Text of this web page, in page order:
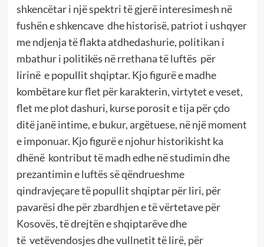
shkencëtar i një spektri të gjerë interesimesh në
fushën e shkencave dhe historisë, patriot i ushqyer
me ndjenja të flakta atdhedashurie, politikan i
mbathur i politikës në rrethana të luftës për
lirinë e popullit shqiptar. Kjo figurë e madhe
kombëtare kur flet për karakterin, virtytet e veset,
flet me plot dashuri, kurse porosit e tija për çdo
ditë janë intime, e bukur, argëtuese, në një moment
e imponuar. Kjo figurë e njohur historikisht ka
dhënë kontribut të madh edhe në studimin dhe
prezantimin e luftës së qëndrueshme
qindravjeçare të popullit shqiptar për liri, për
pavarësi dhe për zbardhjen e të vërtetave për
Kosovës, të drejtën e shqiptarëve dhe
të vetëvendosjes dhe vullnetit të lirë, për